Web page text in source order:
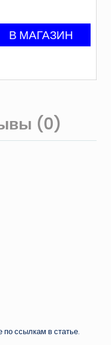
(0)
ссылкам в статье.